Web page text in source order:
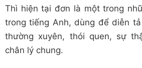
Thì hiện tại đơn là một trong
trong tiếng Anh, dùng để diễn
thường xuyên, thói quen, sự
chân lý chung.